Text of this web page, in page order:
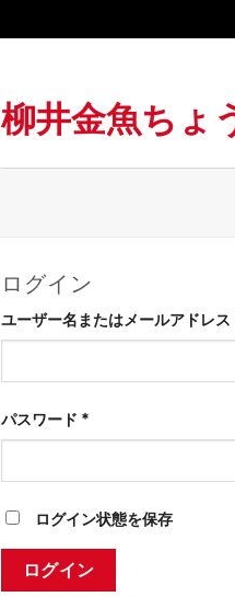
柳井金魚ちょ
ログイン
ユーザー名またはメールアドレス
パスワード *必
須
ログイン状態を保存
ログイン